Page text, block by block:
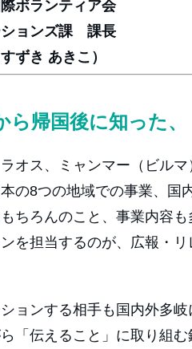
ボランティア会
ションズ課 課長
ずき あきこ）
ら帰国後に知った
オス、ミャンマー（ビル
の8つの地域での事業、国
ちろんのこと、事業内容
を担当するのが、広報・
ョンする相手も国内外多
「伝えること」に取り組